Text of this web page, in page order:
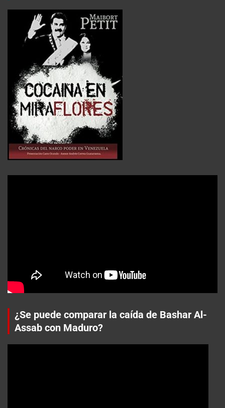
¿Se puede comparar la caída de Bashar Al-
Assab con Maduro?